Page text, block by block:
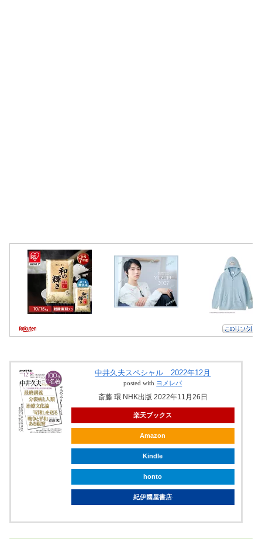
中井久夫スペシャル 2022年12月
posted with ヨメレバ
斎藤 環 NHK出版 2022年11月26日
楽天ブックス
Amazon
Kindle
honto
紀伊國屋書店